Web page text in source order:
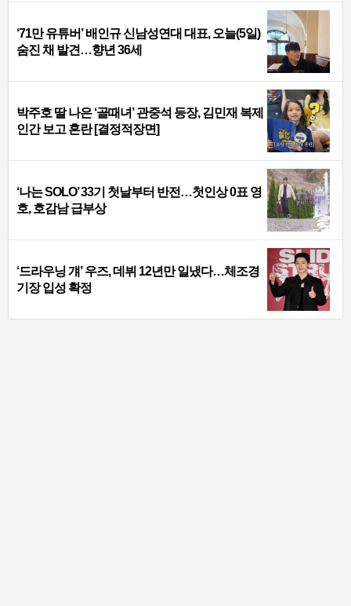
‘71만 유튜버’ 배인규 신남성연대 대표, 오늘(5일)
숨진 채 발견…향년 36세
박주호 딸 나은 ‘골때녀’ 관중석 등장, 김민재 복제
인간 보고 혼란 [결정적장면]
‘나는 SOLO’ 33기 첫날부터 반전…첫인상 0표 영
호, 호감남 급부상
‘드라우닝 걔’ 우즈, 데뷔 12년만 일냈다…체조경
기장 입성 확정